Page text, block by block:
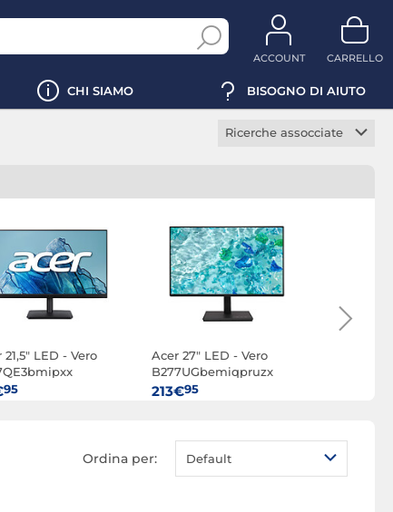
ACCOUNT CARRELLO
CHI SIAMO BISOGNO DI AIUTO
Ricerche assocciate
professionale
Monitor PC curvo
Monitor PC HDR
Monitor PC borderless
screen
Monitor PC OLED
21,5" LED - Vero
95
Acer 27" LED - Vero
B277UGbemiqpruzx
213€95
Ordina per: Default